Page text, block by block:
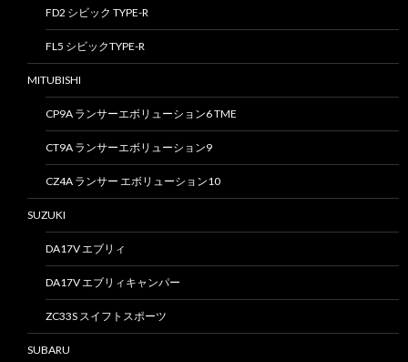
FD2 シビック TYPE-R
FL5 シビックTYPE-R
MITUBISHI
CP9A ランサーエボリューション6 TME
CT9A ランサーエボリューション9
CZ4A ランサー エボリューション10
SUZUKI
DA17V エブリィ
DA17V エブリィキャンパー
ZC33S スイフトスポーツ
SUBARU